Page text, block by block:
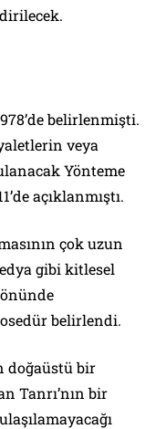
belirlenmişti.
veya
Yönteme
açıklanmıştı.
çok uzun
gibi kitlesel
belirlendi.
doğaüstü bir
Tanrı’nın bir